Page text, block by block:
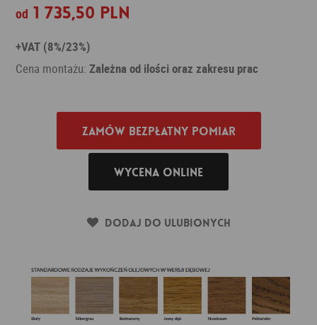
od 1 735,50 PLN
+VAT (8%/23%)
Cena montażu:Zależna od ilości oraz zakresu prac
Zamów bezpłatny pomiar
Wycena online
Dodaj do ulubionych